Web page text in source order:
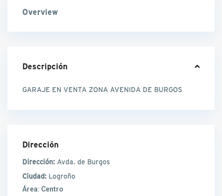
Overview
Descripción
GARAJE EN VENTA ZONA AVENIDA DE BURGOS
Dirección
Dirección: Avda. de Burgos
Ciudad: Logroño
Área: Centro